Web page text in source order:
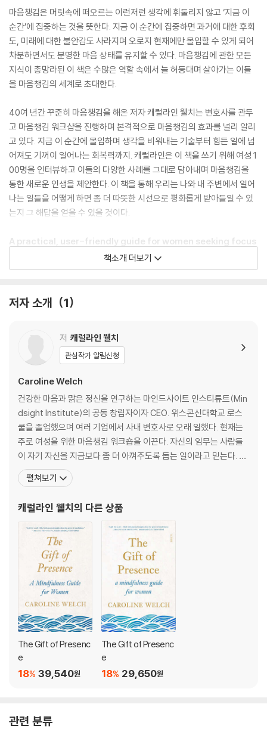
마음챙김은 머릿속에 떠오르는 이런저런 생각에 휘둘리지 않고 ‘지금 이
순간’에 집중하는 것을 뜻한다. 지금 이 순간에 집중하면 과거에 대한 후회
도, 미래에 대한 불안감도 사라지며 오로지 현재에만 몰입할 수 있게 되어
차분하면서도 분명한 마음 상태를 유지할 수 있다. 마음챙김에 관한 모든
지식이 총망라된 이 책은 수많은 역할 속에서 늘 허둥대며 살아가는 이들
을 마음챙김의 세계로 초대한다.
40여 년간 꾸준히 마음챙김을 해온 저자 캐럴라인 웰치는 변호사를 관두
고 마음챙김 워크샵을 진행하며 본격적으로 마음챙김의 효과를 널리 알리
고 있다. 지금 이 순간에 몰입하며 생각을 비워내는 기술부터 힘든 일에 넘
어져도 기꺼이 일어나는 회복력까지. 캐럴라인은 이 책을 쓰기 위해 여성 1
00명을 인터뷰하고 이들의 다양한 사례를 그대로 담아내며 마음챙김을
통한 새로운 인생을 제안한다. 이 책을 통해 우리는 나와 내 주변에서 일어
나는 일들을 어떻게 하면 좀 더 따뜻한 시선으로 평화롭게 받아들일 수 있
는지 그 해답을 얻을 수 있을 것이다.
A practical, user-friendly guide for women seeking focus
and calm in the midst of life's storms.
sponsibilities, many women find themselves feeling scattere
a mindfulness journey to help them de-stress and cultivate in
ner peace. According to Welch, you do not need countless ho
to practice mindfulness wherever you are and whenever you
can.
The Gift of Presence guides readers in developing four innate
capacities we all possess that will allow us to become more r
esilient and centered in our lives--even when life is throwing a
ll that it has at us:
o be fully aware of what's happening as it's happening.
Purpose: the personal meaning that gets us going and gives d
irection to our lives.
Pivoting: an openness to change that allows you to switch dir
ection if that is what is needed.
Pacing: the awareness that it is impossible to do everything w
e want or need to do all at once; the ability to take life one ste
p at a time.
ook within.
책소개 더보기
저자 소개 1
저 캐럴라인 웰치
관심작가 알림신청
Caroline Welch
건강한 마음과 맑은 정신을 연구하는 마인드사이트 인스티튜트(Min
dsight Institute)의 공동 창립자이자 CEO. 위스콘신대학교 로스
쿨을 졸업했으며 여러 기업에서 사내 변호사로 오래 일했다. 현재는
주로 여성을 위한 마음챙김 워크숍을 이끈다. 자신의 임무는 사람들
이 자기 자신을 지금보다 좀 더 아껴주도록 돕는 일이라고 믿는다. 4
0년 전 일본의 어느 사찰에서 명상을 만났다. 그때부터 시작된 명상
의 경험이 좀 더 실용적이고 효과적인 마음챙김이라는 영역으로 확장
라인은 사람들에게 자기 자신을 내려놓으라고, 초연
펼쳐보기
캐럴라인 웰치 의 다른 상품
The Gift of Presenc
e
39,540원
18%
The Gift of Presenc
e
29,650원
18%
관련 분류